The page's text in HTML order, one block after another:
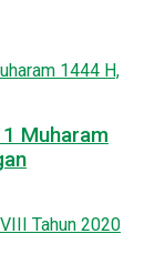
Muharam